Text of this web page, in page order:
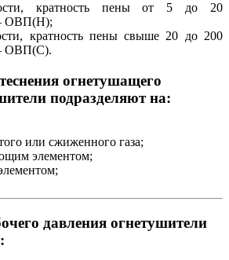
кратность пены от 5 до 20
ОВП(Н);
кратность пены свыше 20 до 200
ОВП(С).
огнетушащего
подразделяют на:
или сжиженного газа;
элементом;
давления огнетушители